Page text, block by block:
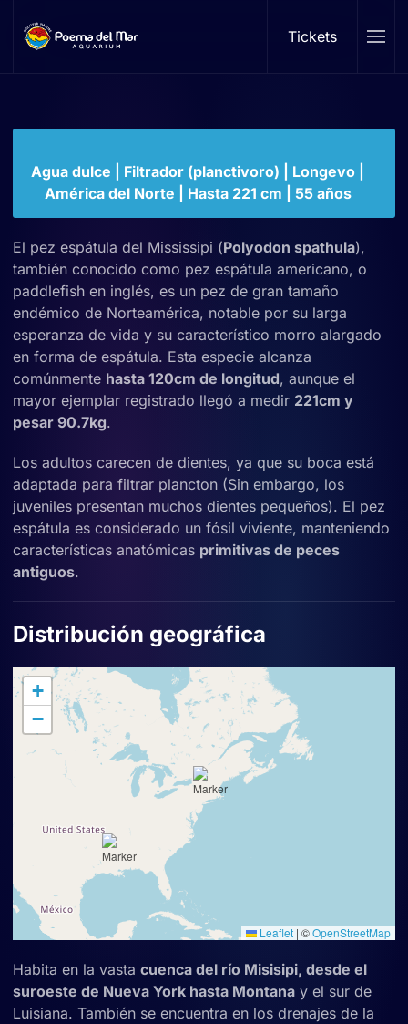
Skip to main content Tickets
Pez espátula
Familia: Polyodontidae | Género:Polyodon
Agua dulce | Filtrador (planctivoro) | Longevo |
América del Norte | Hasta 221 cm | 55 años
El pez espátula del Mississipi (Polyodon spathula),
también conocido como pez espátula americano, o
paddlefish en inglés, es un pez de gran tamaño
endémico de Norteamérica, notable por su larga
esperanza de vida y su característico morro alargado
en forma de espátula. Esta especie alcanza
comúnmente hasta 120cm de longitud, aunque el
mayor ejemplar registrado llegó a medir 221cm y
pesar 90.7kg.
Los adultos carecen de dientes, ya que su boca está
adaptada para filtrar plancton (Sin embargo, los
juveniles presentan muchos dientes pequeños). El pez
espátula es considerado un fósil viviente, manteniendo
características anatómicas primitivas de peces
antiguos.
Distribución geográfica
+
−
Leaflet | ©OpenStreetMap
Habita en la vasta cuenca del río Misisipi, desde el
suroeste de Nueva York hasta Montana y el sur de
Luisiana. También se encuentra en los drenajes de la